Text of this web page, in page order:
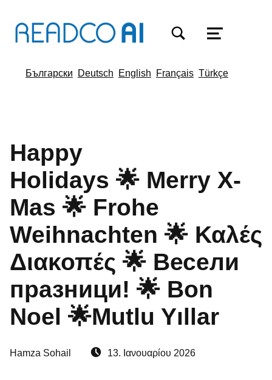
TOGGLE SEARCH FORM MODAL BOX
MENU
Български Deutsch English Français Türkçe
Happy
Holidays 🌟 Merry X-
Mas 🌟 Frohe
Weihnachten 🌟 Καλές
Διακοπές 🌟 Весели
празници! 🌟 Bon
Noel 🌟Mutlu Yıllar
Hamza Sohail 13. Ιανουαρίου 2026